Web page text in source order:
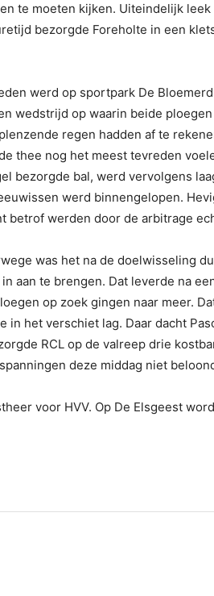
te moeten kijken. Uiteindelijk
bezorgde Foreholte in een
werd op sportpark De
wedstrijd op waarin beide
regen hadden af te
thee nog het meest tevreden
bezorgde bal, werd vervolgens
werd binnengelopen.
betrof werden door de arbitrage
was het na de doelwisseling
aan te brengen. Dat leverde na
op zoek gingen naar meer.
in het verschiet lag. Daar dacht
RCL op de valreep drie
deze middag niet
voor HVV. Op De Elsgeest